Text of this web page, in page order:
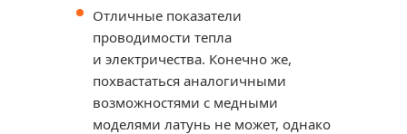
Отличные показатели
проводимости тепла
и электричества. Конечно же,
похвастаться аналогичными
возможностями с медными
моделями латунь не может, однако